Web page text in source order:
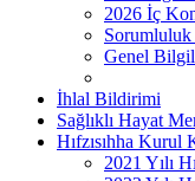
2026 İç
Genel
İhlal Bildirimi
Sağlıklı Hayat
Hıfzısıhha Kurul
2021 Yılı